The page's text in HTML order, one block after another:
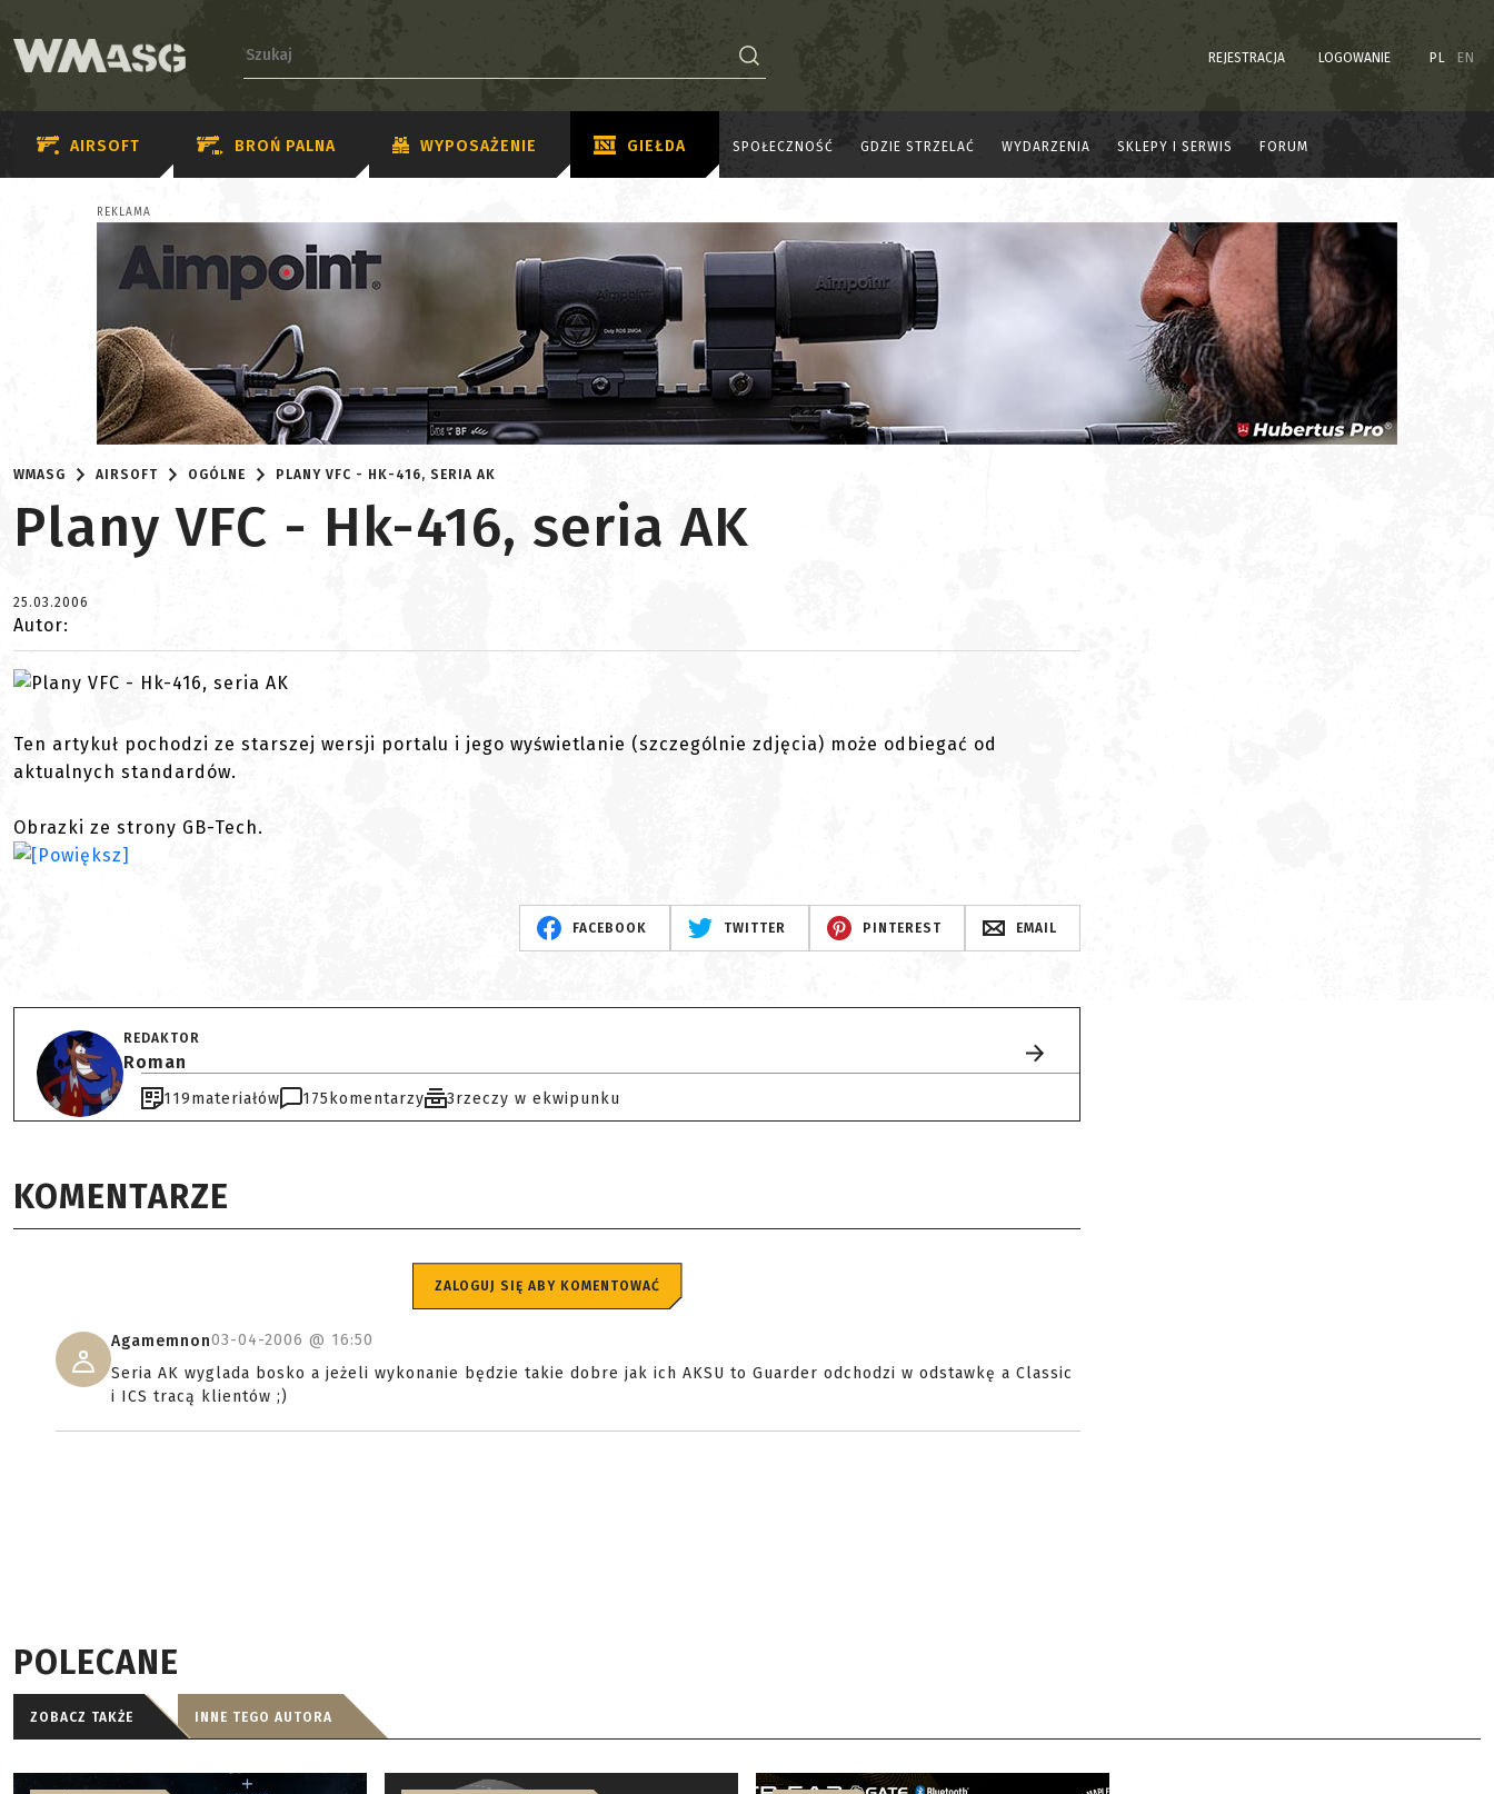
REJESTRACJA LOGOWANIE PL EN
AIRSOFT BROŃ PALNA WYPOSAŻENIE GIEŁDA SPOŁECZNOŚĆ GDZIE STRZELAĆ WYDARZENIA SKLEPY I SERWIS FORUM
REKLAMA
WMASG AIRSOFT OGÓLNE PLANY VFC - HK-416, SERIA AK
Plany VFC - Hk-416, seria AK
25.03.2006
Autor:
Ten artykuł pochodzi ze starszej wersji portalu i jego wyświetlanie (szczególnie zdjęcia) może odbiegać od
aktualnych standardów.
Obrazki ze strony GB-Tech.
FACEBOOK TWITTER PINTEREST EMAIL
REDAKTOR
Roman
119materiałów 175 komentarzy 3rzeczy w ekwipunku
KOMENTARZE
ZALOGUJ SIĘ ABY KOMENTOWAĆ
Agamemnon03-04-2006 @ 16:50
Seria AK wyglada bosko a jeżeli wykonanie będzie takie dobre jak ich AKSU to Guarder odchodzi w odstawkę a Classic
i ICS tracą klientów ;)
POLECANE
ZOBACZ TAKŻE INNE TEGO AUTORA